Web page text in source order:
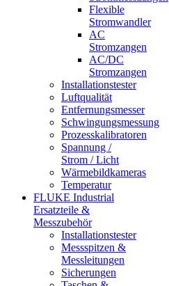
Flexible
Stromwandler
AC
Stromzangen
AC/DC
Stromzangen
Installationstester
Luftqualität
Entfernungsmesser
Schwingungsmessung
Prozesskalibratoren
Spannung /
Strom / Licht
Wärmebildkameras
Temperatur
FLUKE Industrial
Ersatzteile &
Messzubehör
Installationstester
Messspitzen &
Messleitungen
Sicherungen